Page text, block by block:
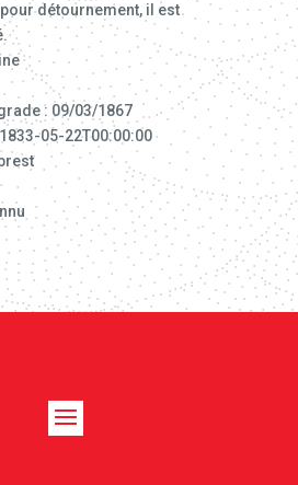
détournement, il est
: 09/03/1867
05-22T00:00:00